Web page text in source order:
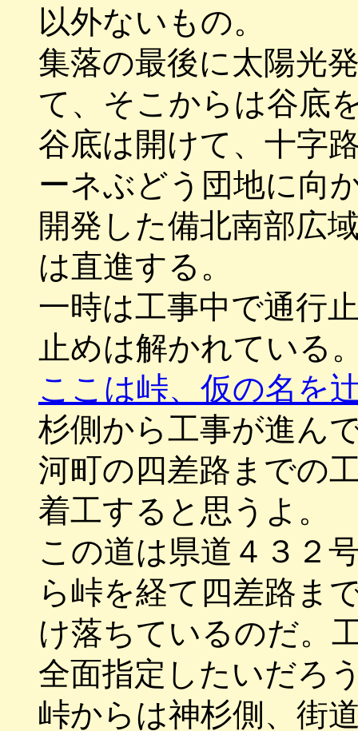
以外ないもの。
集落の最後に太陽光
て、そこからは谷底
谷底は開けて、十字
ーネぶどう団地に向
開発した備北南部広
は直進する。
一時は工事中で通行
止めは解かれている
ここは峠、仮の名を
杉側から工事が進ん
河町の四差路までの
着工すると思うよ。
この道は県道４３２
ら峠を経て四差路ま
け落ちているのだ。
全面指定したいだろ
峠からは神杉側、街